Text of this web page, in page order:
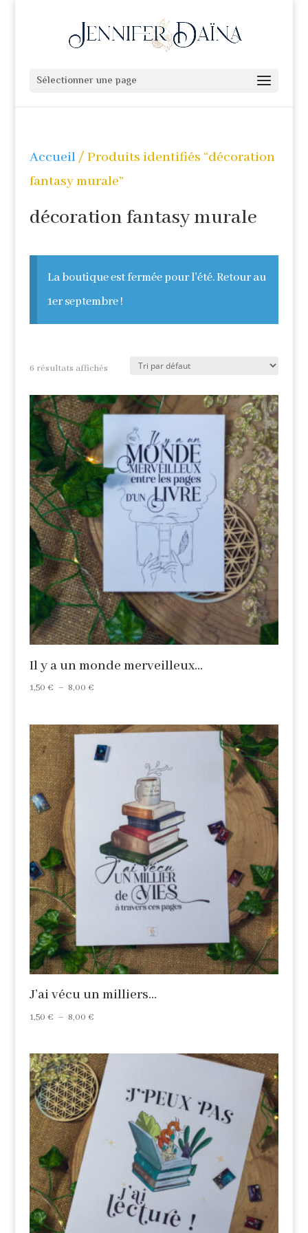
Sélectionner une page
Accueil/ Produits identifiés “décoration
fantasy murale”
décoration fantasy murale
La boutique est fermée pour l'été. Retour au
1er septembre !
6 résultats affichés
Il y a un monde merveilleux…
1,50 € – 8,00 €Plage
1,50 €
à
8,00 €
J’ai vécu un milliers…
1,50 € – 8,00 €Plage
1,50 €
à
8,00 €